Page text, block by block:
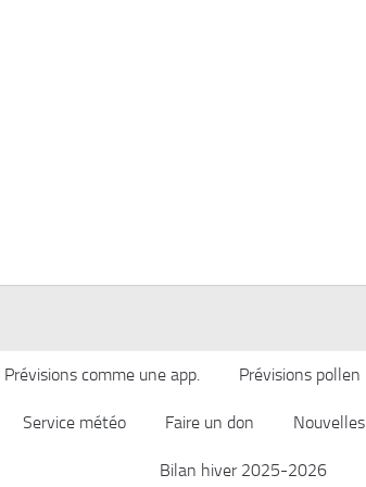
Prévisions comme une app. Prévisions pollen
Service météo Faire un don Nouvelles
Bilan hiver 2025-2026